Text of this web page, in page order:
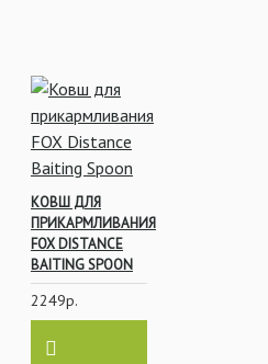
КОВШ ДЛЯ
ПРИКАРМЛИВАНИЯ
FOX DISTANCE
BAITING SPOON
2249р.